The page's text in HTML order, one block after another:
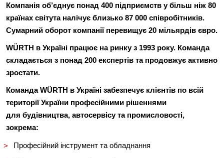
Компанія об’єднує понад 400 підприємств у більш ніж 80
країнах світута налічує близько 87 000 співробітників.
Сумарний оборот компанії перевищує 20 мільярдів євро.
WÜRTH в Україні працює на ринкуз 1993 року. Команда
складається з понад 200 експертів та продовжує активно
зростати.
Команда WÜRTH в Україні забезпечує клієнтів по всій
території України професійними рішеннями
для будівництва, автосервісу та промисловості,
зокрема:
Професійний інструмент та обладнання